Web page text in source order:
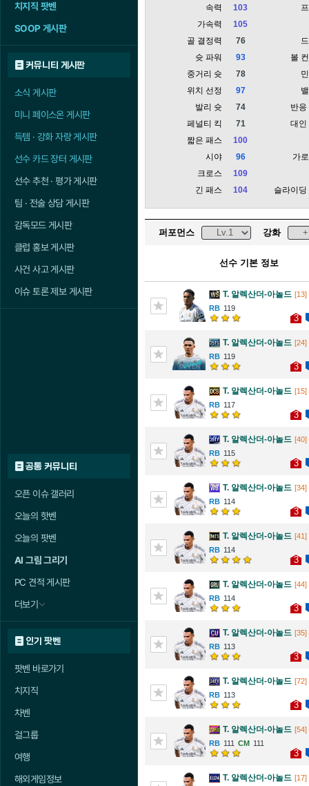
치지직 팟벤
SOOP 게시판
커뮤니티 게시판
소식 게시판
미니 페이스온 게시판
득템 · 강화 자랑 게시판
선수 카드 장터 게시판
선수 추천 · 평가 게시판
팀 · 전술 상담 게시판
감독모드 게시판
클럽 홍보 게시판
사건 사고 게시판
이슈 토론 제보 게시판
공통 커뮤니티
오픈 이슈 갤러리
오늘의 핫벤
오늘의 팟벤
AI 그림 그리기
PC 견적 게시판
더보기
인기 팟벤
팟벤 바로가기
치지직
차벤
걸그룹
여행
해외게임정보
속력
103
가속력
105
골 결정력
76
슛 파워
93
중거리 슛
78
위치 선정
97
발리 슛
74
페널티 킥
71
짧은 패스
100
시야
96
크로스
109
긴 패스
104
볼
반응
대인
가
슬라이딩
퍼포먼스 강화
선수 기본 정보
T. 알렉산더-아놀드 [13]
119
3
T. 알렉산더-아놀드 [24]
119
3
T. 알렉산더-아놀드 [15]
117
3
T. 알렉산더-아놀드 [40]
115
3
T. 알렉산더-아놀드 [34]
114
3
T. 알렉산더-아놀드 [41]
114
3
T. 알렉산더-아놀드 [44]
114
3
T. 알렉산더-아놀드 [35]
113
3
T. 알렉산더-아놀드 [72]
113
3
T. 알렉산더-아놀드 [54]
111
111
3
T. 알렉산더-아놀드 [17]